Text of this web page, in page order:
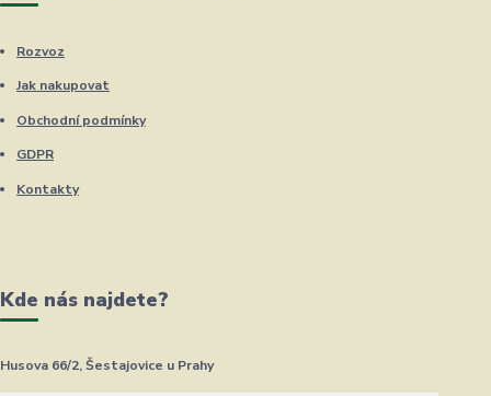
Rozvoz
Jak nakupovat
Obchodní podmínky
GDPR
Kontakty
Kde nás najdete?
Husova 66/2, Šestajovice u Prahy